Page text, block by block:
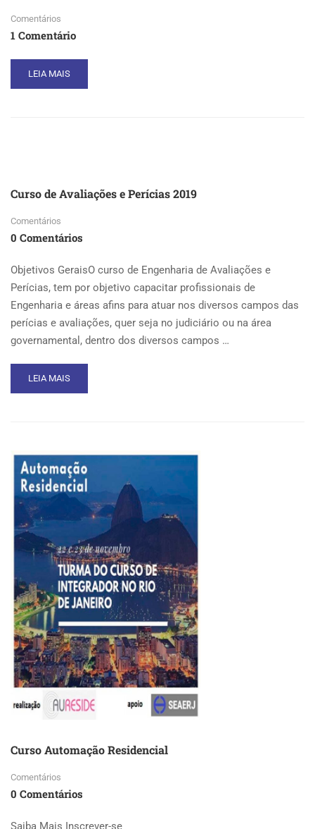
Comentários
1 Comentário
READ
MORE
CURSO
MÉDICOS
PARA
PROFISSIONAIS
FISCALIZAÇÃO
DO
CREA
/
SERVIÇO
PÚBLICO
QUE
ATUAM
NA
ÁREA
DE
SAÚDE
LEIA MAIS
Curso de Avaliações e Perícias 2019
Comentários
0 Comentários
Objetivos GeraisO curso de Engenharia de Avaliações e
Perícias, tem por objetivo capacitar profissionais de
Engenharia e áreas afins para atuar nos diversos campos das
perícias e avaliações, quer seja no judiciário ou na área
governamental, dentro dos diversos campos …
READ
MORE
PERÍCIAS
2019
LEIA MAIS
Curso Automação Residencial
Comentários
0 Comentários
Saiba Mais Inscrever-se